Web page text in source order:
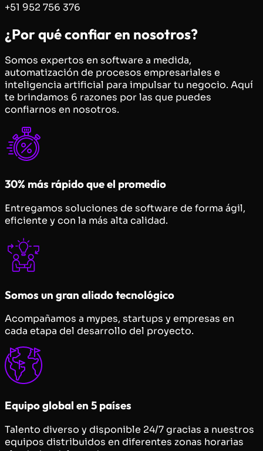
+51 952 756 376
¿Por qué confiar en nosotros?
Somos expertos en software a medida,
automatización de procesos empresariales e
inteligencia artificial para impulsar tu negocio. Aquí
te brindamos 6 razones por las que puedes
confiarnos en nosotros.
30% más rápido que el promedio
Entregamos soluciones de software de forma ágil,
eficiente y con la más alta calidad.
Somos un gran aliado tecnológico
Acompañamos a mypes, startups y empresas en
cada etapa del desarrollo del proyecto.
Equipo global en 5 países
Talento diverso y disponible 24/7 gracias a nuestros
equipos distribuidos en diferentes zonas horarias